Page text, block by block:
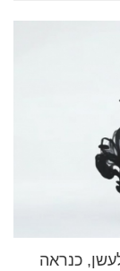
כנראה